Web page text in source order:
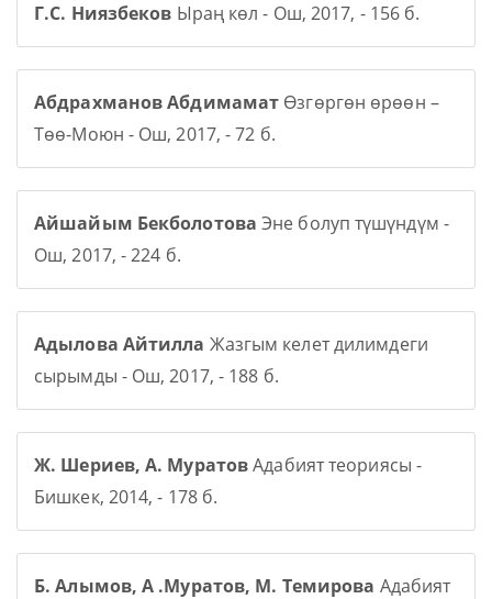
Г.С. Ниязбеков Ыраң көл - Ош, 2017, - 156 б.
Абдрахманов Абдимамат Өзгөргөн өрөөн –
Төө-Моюн - Ош, 2017, - 72 б.
Айшайым Бекболотова Эне болуп түшүндүм -
Ош, 2017, - 224 б.
Адылова Айтилла Жазгым келет дилимдеги
сырымды - Ош, 2017, - 188 б.
Ж. Шериев, А. МуратовАдабият теориясы -
Бишкек, 2014, - 178 б.
Б. Алымов, А .Муратов, М. Темирова Адабият